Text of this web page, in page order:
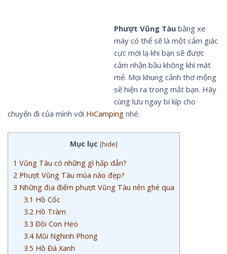
Phượt Vũng Tàubằng xe
máy có thể sẽ là một cảm giác
cực mới lạ khi bạn sẽ được
cảm nhận bầu không khí mát
mẻ. Mọi khung cảnh thơ mộng
sẽ hiện ra trong mắt bạn. Hãy
cùng lưu ngay bí kíp cho
chuyến đi của mình với HiCamping nhé.
Mục lục [hide]
1 Vũng Tàu có những gì hấp dẫn?
2 Phượt Vũng Tàu mùa nào đẹp?
3 Những địa điểm phượt Vũng Tàu nên ghé qua
3.1 Hồ Cốc
3.2 Hồ Tràm
3.3 Đồi Con Heo
3.4Mũi Nghinh Phong
3.5 Hồ Đá Xanh